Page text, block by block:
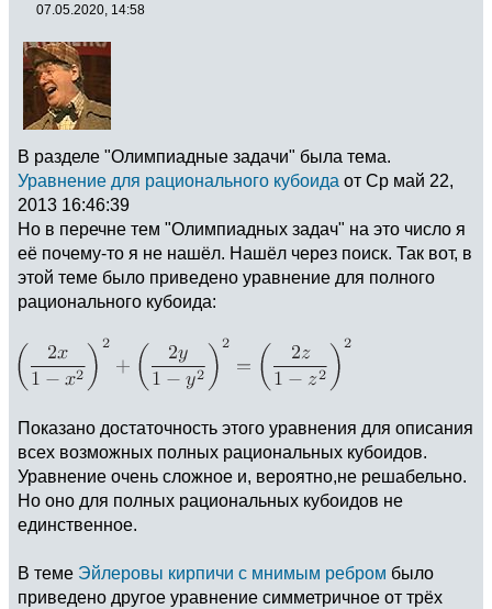
07.05.2020, 14:58
В разделе "Олимпиадные задачи" была тема.
Уравнение для рационального кубоида от Ср май 22,
2013 16:46:39
Но в перечне тем "Олимпиадных задач" на это число я
её почему-то я не нашёл. Нашёл через поиск. Так вот, в
этой теме было приведено уравнение для полного
рационального кубоида:
Показано достаточность этого уравнения для описания
всех возможных полных рациональных кубоидов.
Уравнение очень сложное и, вероятно,не решабельно.
Но оно для полных рациональных кубоидов не
единственное.
В теме Эйлеровы кирпичи с мнимым ребром было
приведено другое уравнение симметричное от трёх